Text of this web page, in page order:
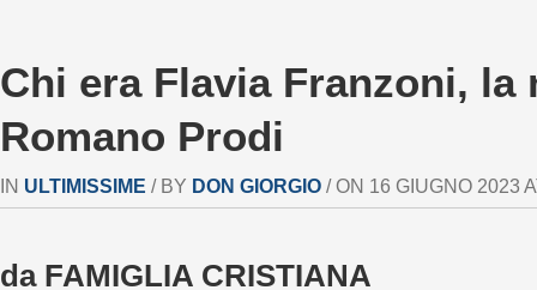
Chi era Flavia Franzoni, la
Romano Prodi
IN ULTIMISSIME / BY DON GIORGIO / ON 16 GIUGNO 2023
da FAMIGLIA CRISTIANA